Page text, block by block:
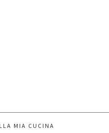
MIA CUCINA